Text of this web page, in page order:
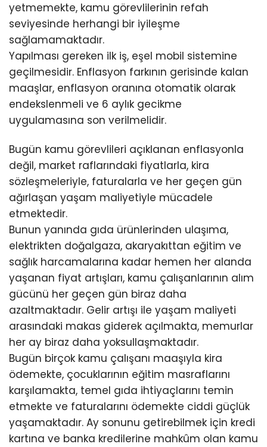
yetmemekte, kamu görevlilerinin refah
seviyesinde herhangi bir iyileşme
sağlamamaktadır.
Yapılması gereken ilk iş, eşel mobil sistemine
geçilmesidir. Enflasyon farkının gerisinde kalan
maaşlar, enflasyon oranına otomatik olarak
endekslenmeli ve 6 aylık gecikme
uygulamasına son verilmelidir.
Bugün kamu görevlileri açıklanan enflasyonla
değil, market raflarındaki fiyatlarla, kira
sözleşmeleriyle, faturalarla ve her geçen gün
ağırlaşan yaşam maliyetiyle mücadele
etmektedir.
Bunun yanında gıda ürünlerinden ulaşıma,
elektrikten doğalgaza, akaryakıttan eğitim ve
sağlık harcamalarına kadar hemen her alanda
yaşanan fiyat artışları, kamu çalışanlarının alım
gücünü her geçen gün biraz daha
azaltmaktadır. Gelir artışı ile yaşam maliyeti
arasındaki makas giderek açılmakta, memurlar
her ay biraz daha yoksullaşmaktadır.
Bugün birçok kamu çalışanı maaşıyla kira
ödemekte, çocuklarının eğitim masraflarını
karşılamakta, temel gıda ihtiyaçlarını temin
etmekte ve faturalarını ödemekte ciddi güçlük
yaşamaktadır. Ay sonunu getirebilmek için kredi
kartına ve banka kredilerine mahkûm olan kamu